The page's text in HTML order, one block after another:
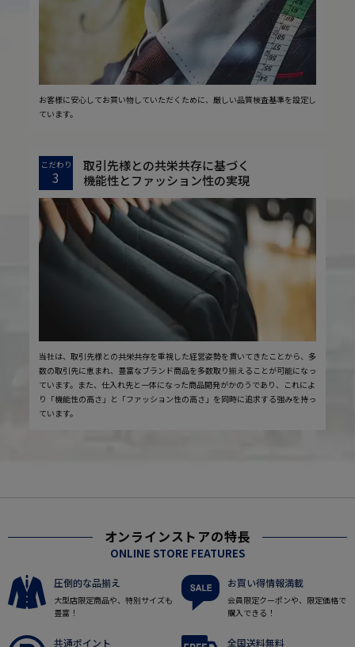
お客様に安心してお買い物していただくために、厳しい品質検査基準を設定し
ています。
こだわり
3
取引先様との共栄共存に基づく
機能性とファッション性の実現
当社は、取引先様との共栄共存を重視した経営姿勢を貫いてきたことから、多
数の取引先に恵まれ、豊富なブランド商品を多数取り揃えることが可能になっ
ています。また、仕入れ先と一体になった商品開発がかのうであり、これによ
り「機能性の高さ」と「ファッション性の高さ」を同時に追求する強みを持っ
ています。
オンラインストアの特長
ONLINE STORE FEATURES
圧倒的な品揃え
大型店限定商品や、特別サイズも
豊富！
お買い得情報満載
会員限定クーポンや、限定価格で
購入できる！
共通ポイント 全国送料無料